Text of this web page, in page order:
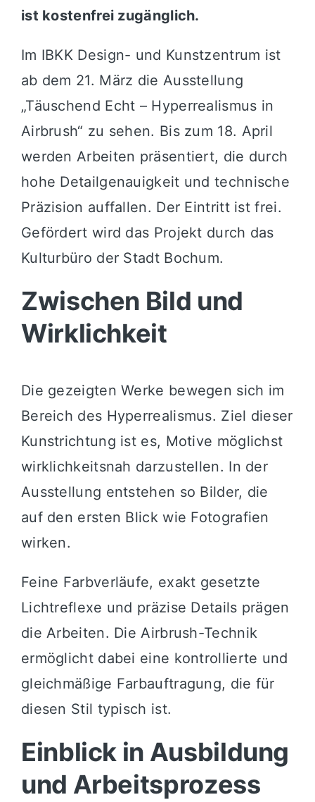
ist kostenfrei zugänglich.
Im IBKK Design- und Kunstzentrum ist
ab dem 21. März die Ausstellung
„Täuschend Echt – Hyperrealismus in
Airbrush“ zu sehen. Bis zum 18. April
werden Arbeiten präsentiert, die durch
hohe Detailgenauigkeit und technische
Präzision auffallen. Der Eintritt ist frei.
Gefördert wird das Projekt durch das
Kulturbüro der Stadt Bochum.
Zwischen Bild und
Wirklichkeit
Die gezeigten Werke bewegen sich im
Bereich des Hyperrealismus. Ziel dieser
Kunstrichtung ist es, Motive möglichst
wirklichkeitsnah darzustellen. In der
Ausstellung entstehen so Bilder, die
auf den ersten Blick wie Fotografien
wirken.
Feine Farbverläufe, exakt gesetzte
Lichtreflexe und präzise Details prägen
die Arbeiten. Die Airbrush-Technik
ermöglicht dabei eine kontrollierte und
gleichmäßige Farbauftragung, die für
diesen Stil typisch ist.
Einblick in Ausbildung
und Arbeitsprozess